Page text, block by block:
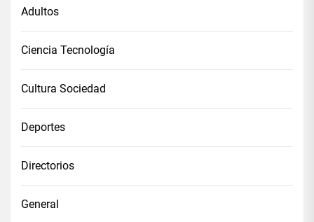
Adultos
Ciencia Tecnología
Cultura Sociedad
Deportes
Directorios
General